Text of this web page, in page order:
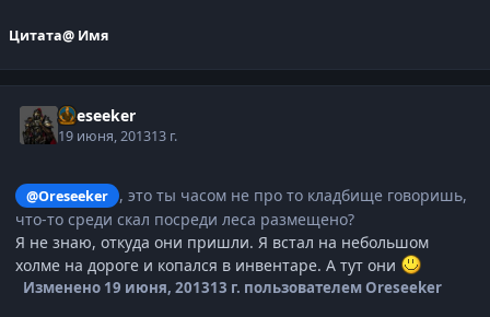
Цитата@ Имя
Oreseeker
19 июня, 201313 г.
@Oreseeker
, это ты часом не про то кладбище говоришь,
что-то среди скал посреди леса размещено?
Я не знаю, откуда они пришли. Я встал на небольшом
холме на дороге и копался в инвентаре. А тут они
Изменено 19 июня, 201313 г. пользователем Oreseeker